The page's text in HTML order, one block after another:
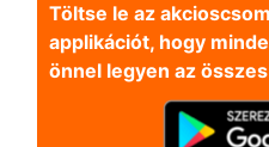
Töltse le az
applikációt, hogy
önnel legyen az